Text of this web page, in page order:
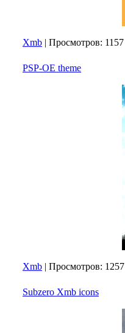
Xmb | Просмотров: 1157
PSP-OE theme
Xmb | Просмотров: 1257
Subzero Xmb icons